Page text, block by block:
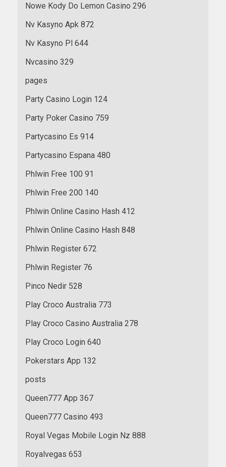
Nowe Kody Do Lemon Casino 296
Nv Kasyno Apk 872
Nv Kasyno Pl 644
Nvcasino 329
pages
Party Casino Login 124
Party Poker Casino 759
Partycasino Es 914
Partycasino Espana 480
Phlwin Free 100 91
Phlwin Free 200 140
Phlwin Online Casino Hash 412
Phlwin Online Casino Hash 848
Phlwin Register 672
Phlwin Register 76
Pinco Nedir 528
Play Croco Australia 773
Play Croco Casino Australia 278
Play Croco Login 640
Pokerstars App 132
posts
Queen777 App 367
Queen777 Casino 493
Royal Vegas Mobile Login Nz 888
Royalvegas 653